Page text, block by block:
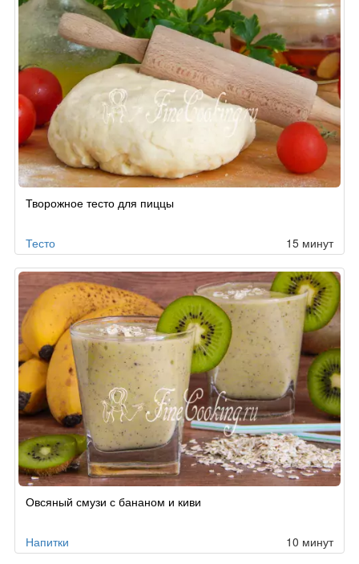
Творожное тесто для пиццы
Тесто 15 минут
Овсяный смузи с бананом и киви
Напитки 10 минут